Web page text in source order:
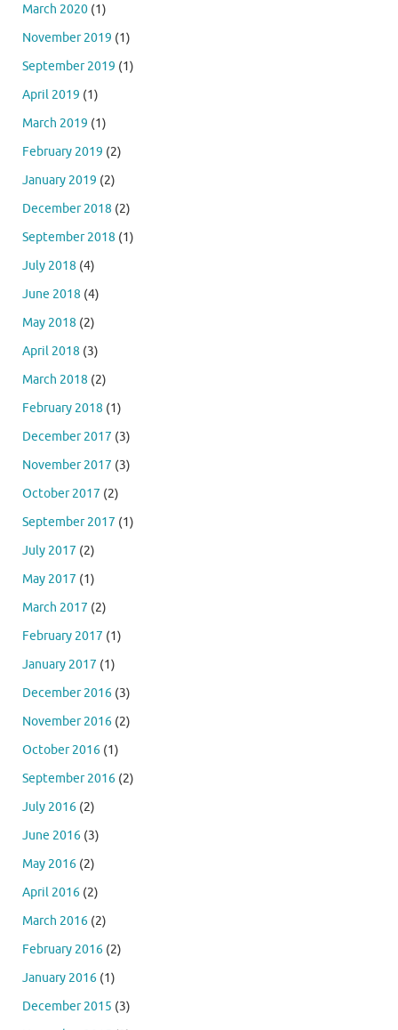
March 2020 (1)
November 2019 (1)
September 2019 (1)
April 2019 (1)
March 2019 (1)
February 2019 (2)
January 2019 (2)
December 2018 (2)
September 2018 (1)
July 2018 (4)
June 2018 (4)
May 2018 (2)
April 2018 (3)
March 2018 (2)
February 2018 (1)
December 2017 (3)
November 2017 (3)
October 2017 (2)
September 2017 (1)
July 2017 (2)
May 2017 (1)
March 2017 (2)
February 2017 (1)
January 2017 (1)
December 2016 (3)
November 2016 (2)
October 2016 (1)
September 2016 (2)
July 2016 (2)
June 2016 (3)
May 2016 (2)
April 2016 (2)
March 2016 (2)
February 2016 (2)
January 2016 (1)
December 2015 (3)